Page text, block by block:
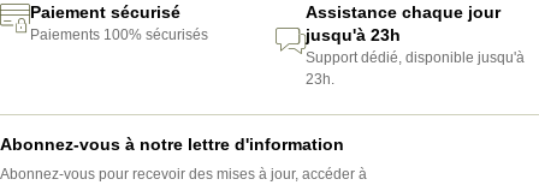
Paiement sécurisé
Paiements 100% sécurisés
Assistance chaque jour
jusqu'à 23h
Support dédié, disponible jusqu'à
23h.
Abonnez-vous à notre lettre d'information
Abonnez-vous pour recevoir des mises à jour, accéder à